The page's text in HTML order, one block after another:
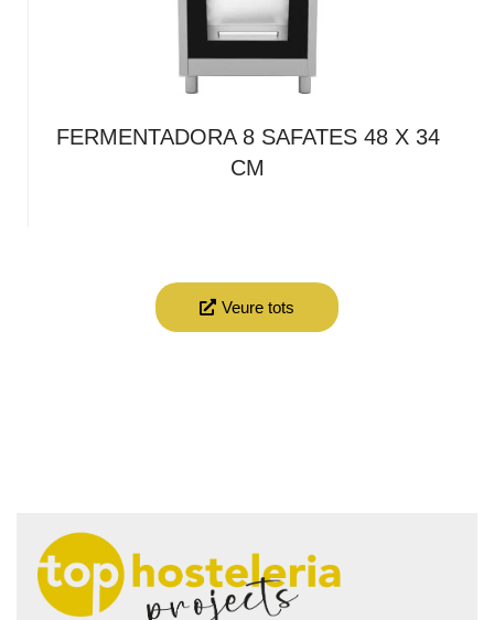
FERMENTADORA 8 SAFATES 48 X 34
CM
Veure tots